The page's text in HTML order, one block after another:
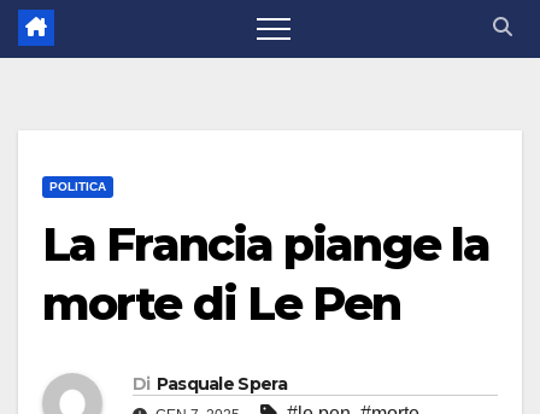
POLITICA
La Francia piange la
morte di Le Pen
Di Pasquale Spera